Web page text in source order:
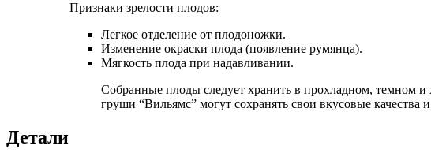
Признаки зрелости плодов:
Легкое отделение от плодоножки.
Изменение окраски плода (появление румянца).
Мягкость плода при надавливании.
Собранные плоды следует хранить в прохладном, темном
груши “Вильямс” могут сохранять свои вкусовые качества
Детали